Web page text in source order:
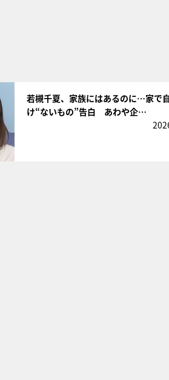
若槻千夏、家族にはあるのに…家で
け“ないもの”告白 あわや企…